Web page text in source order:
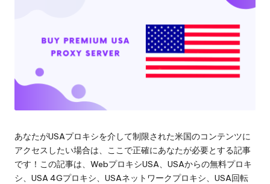
レ
デ
ン
シ
の
ラ
ア
ル、
プ
ロ
あなたがUSAプロキシを介して制限された米国のコンテンツに
アクセスしたい場合は、ここで正確にあなたが必要とする記事
です！この記事は、WebプロキシUSA、USAからの無料プロキ
シ、USA 4Gプロキシ、USAネットワークプロキシ、USA回転